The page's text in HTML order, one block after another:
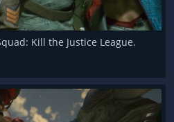
Kill the Justice League.